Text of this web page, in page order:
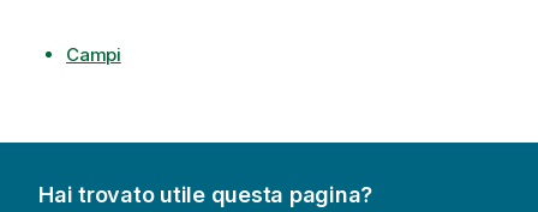
Campi
Hai trovato utile questa pagina?